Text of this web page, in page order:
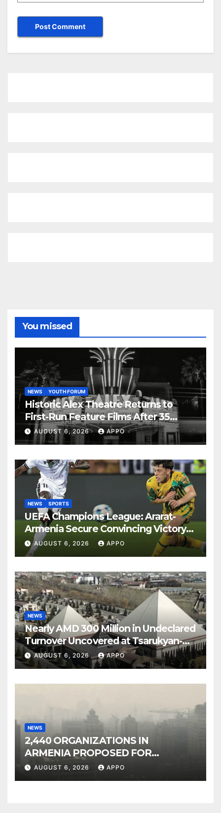
You missed
NEWS YOUTH FORUM
Historic Alex Theatre Returns to
First-Run Feature Films After 35
Years
AUGUST 6, 2026 APPO
NEWS SPORTS
UEFA Champions League: Ararat-
Armenia Secure Convincing Victory
Over Shamrock Rovers 2-0
AUGUST 6, 2026 APPO
NEWS
Nearly AMD 300 Million in Undeclared
Turnover Uncovered at Tsarukyan-
Owned Entertainment Center
AUGUST 6, 2026 APPO
NEWS
2,440 ORGANIZATIONS IN
ARMENIA PROPOSED FOR
INCLUSION IN LIST OF AIR
AUGUST 6, 2026 APPO